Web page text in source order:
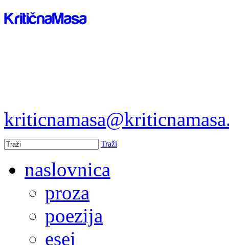
Traži
naslovnica
proza
poezija
esej